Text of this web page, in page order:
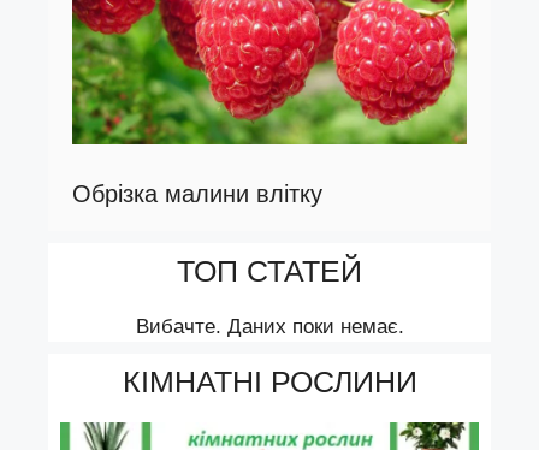
Обрізка малини влітку
ТОП СТАТЕЙ
Вибачте. Даних поки немає.
КІМНАТНІ РОСЛИНИ